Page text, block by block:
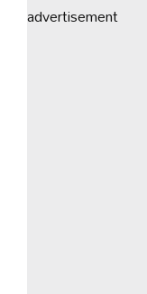
advertisement